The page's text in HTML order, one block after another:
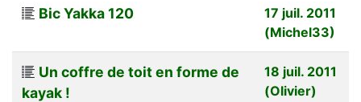
Bic Yakka 120
17 juil. 2011
(Michel33)
Un coffre de toit en forme de
kayak !
18 juil. 2011
(Olivier)